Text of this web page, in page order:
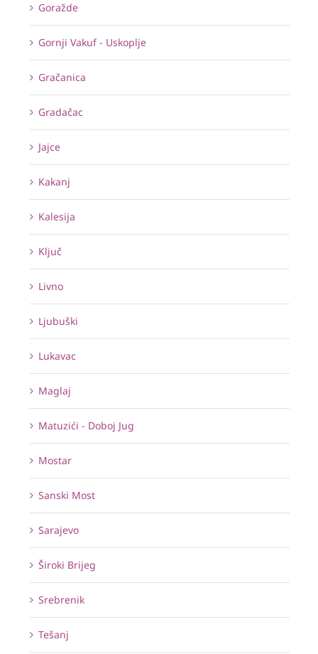
Goražde
Gornji Vakuf - Uskoplje
Gračanica
Gradačac
Jajce
Kakanj
Kalesija
Ključ
Livno
Ljubuški
Lukavac
Maglaj
Matuzići - Doboj Jug
Mostar
Sanski Most
Sarajevo
Široki Brijeg
Srebrenik
Tešanj